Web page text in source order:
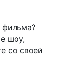
фильма?
шоу,
со своей